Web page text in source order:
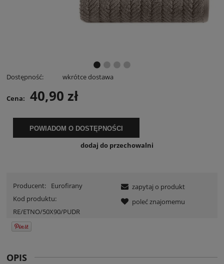
Dostępność: wkrótce dostawa
Cena: 40,90 zł
POWIADOM O DOSTĘPNOŚCI
dodaj do przechowalni
Producent:
Eurofirany
Kod produktu:
RE/ETNO/50X90/PUDR
zapytaj o produkt
poleć znajomemu
OPIS